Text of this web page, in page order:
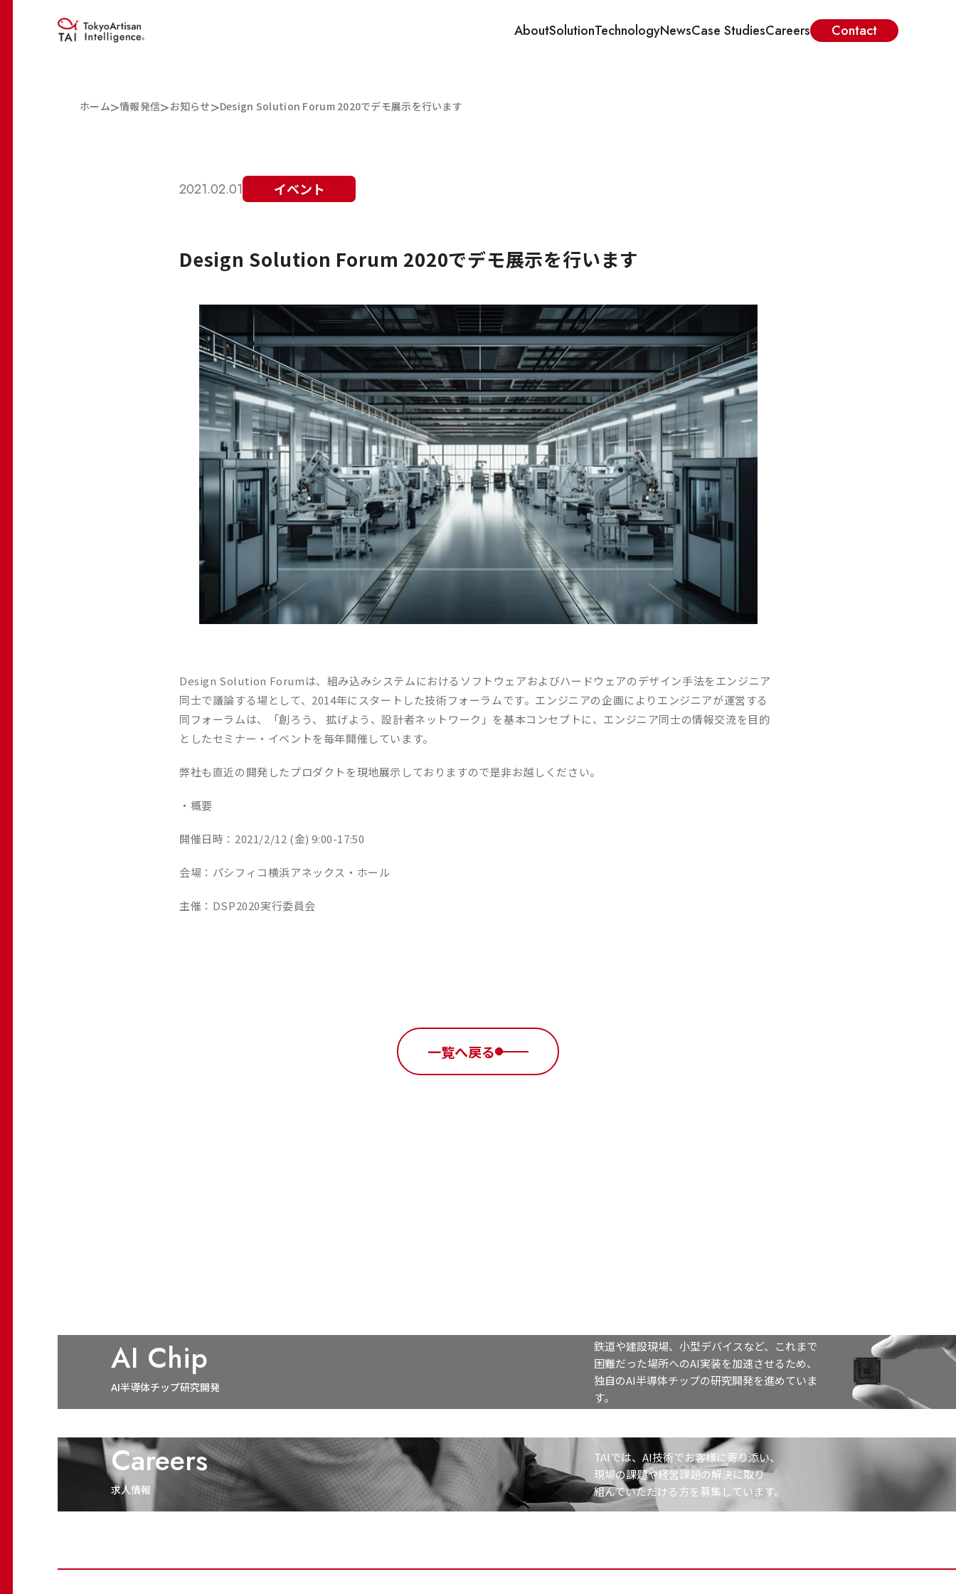
AboutSolutionTechnologyNewsCase StudiesCareers Contact
ホーム>情報発信>お知らせ>Design Solution Forum 2020でデモ展示を行います
2021.02.01 イベント
Design Solution Forum 2020でデモ展示を行います
Design Solution Forumは、組み込みシステムにおけるソフトウェアおよびハードウェアのデザイン手法をエンジニア
同士で議論する場として、2014年にスタートした技術フォーラムです。エンジニアの企画によりエンジニアが運営する
同フォーラムは、「創ろう、 拡げよう、設計者ネットワーク」を基本コンセプトに、エンジニア同士の情報交流を目的
としたセミナー・イベントを毎年開催しています。
弊社も直近の開発したプロダクトを現地展示しておりますので是非お越しください。
・概要
開催日時：2021/2/12 (金) 9:00-17:50
会場：パシフィコ横浜アネックス・ホール
主催：DSP2020実行委員会
一覧へ戻る
AI Chip
AI半導体チップ研究開発
鉄道や建設現場、小型デバイスなど、これまで
困難だった場所へのAI実装を加速させるため、
独自のAI半導体チップの研究開発を進めていま
す。
Careers
求人情報
TAIでは、AI技術でお客様に寄り添い、
現場の課題や経営課題の解決に取り
組んでいただける方を募集しています。